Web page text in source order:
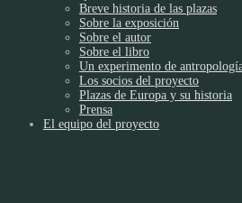
Breve historia de las plazas
Sobre la exposición
Sobre el autor
Sobre el libro
Un experimento de
Los socios del proyecto
Plazas de Europa y su historia
Prensa
El equipo del proyecto